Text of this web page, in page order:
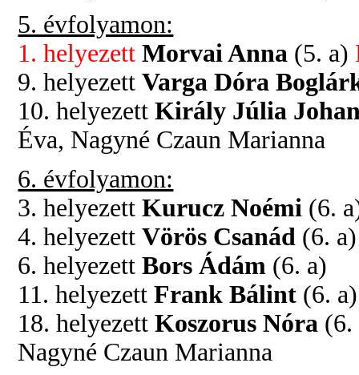
5. évfolyamon:
1. helyezettMorvai Anna (5. a)
9. helyezettVarga Dóra
10. helyezettKirály Júlia
Éva, Nagyné Czaun Marianna
6. évfolyamon:
3. helyezett Kurucz Noémi (6.
4. helyezettVörös Csanád (6. a)
6. helyezettBors Ádám (6. a)
11. helyezettFrank Bálint (6. a)
18. helyezettKoszorus Nóra (6.
Nagyné Czaun Marianna